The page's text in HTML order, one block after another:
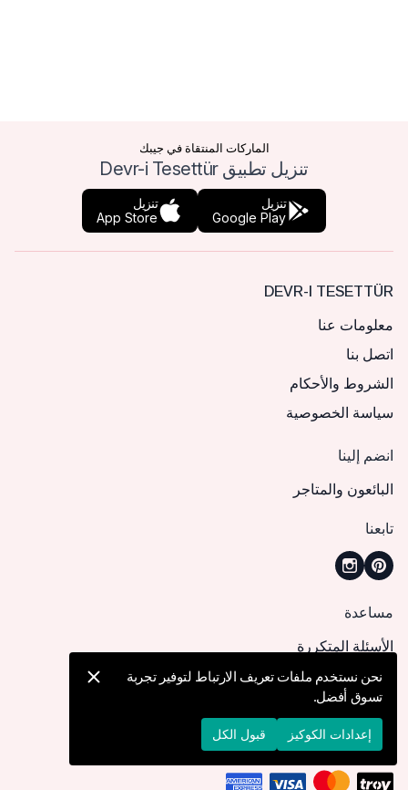
الماركات المنتقاة في جيبك
تنزيل تطبيق Devr-i Tesettür
تنزيل
Google Play
تنزيل
App Store
DEVR-I TESETTÜR
معلومات عنا
اتصل بنا
الشروط والأحكام
سياسة الخصوصية
انضم إلينا
البائعون والمتاجر
تابعنا
مساعدة
الأسئلة المتكررة
كيف يمكنني تقديم طلب؟
الشحن والتوصيل
الإرجاع والإلغاء
نحن نستخدم ملفات تعريف الارتباط لتوفير تجربة
تسوق أفضل.
إعدادات الكوكيز قبول الكل